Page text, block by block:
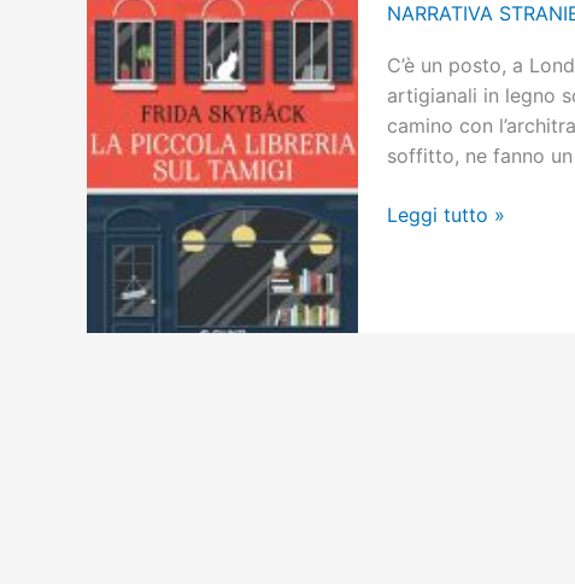
NARRATIVA
C’è un posto, a
artigianali in legno
camino con
soffitto, ne fanno
La
Leggi tutto »